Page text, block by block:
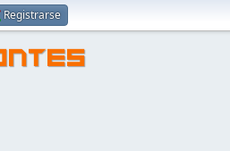
Registrarse